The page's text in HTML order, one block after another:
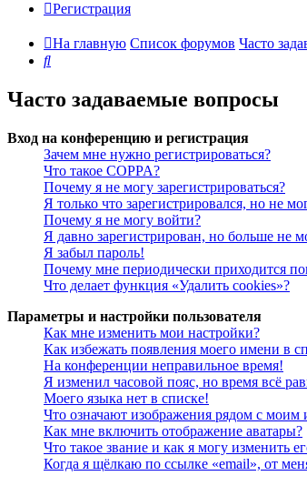
Регистрация
На главную Список форумов Часто
Поиск
Часто задаваемые вопросы
Вход на конференцию и регистрация
Зачем мне нужно регистрироваться?
Что такое COPPA?
Почему я не могу зарегистрироваться?
Я только что зарегистрировался, но не
Почему я не могу войти?
Я давно зарегистрирован, но больше не
Я забыл пароль!
Почему мне периодически приходится
Что делает функция «Удалить cookies»?
Параметры и настройки пользователя
Как мне изменить мои настройки?
Как избежать появления моего имени в
На конференции неправильное время!
Я изменил часовой пояс, но время всё
Моего языка нет в списке!
Что означают изображения рядом с моим
Как мне включить отображение аватары?
Что такое звание и как я могу изменить
Когда я щёлкаю по ссылке «email», от